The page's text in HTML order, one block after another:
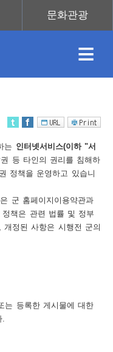
≡
용
정
재
정
업
훈
업
도
터
안
는 인터넷서비스(이하 "서
등 타인의 권리를 침해하
정책을 운영하고 있습니
군 홈페이지이용약관과
책은 관련 법률 및 정부
정된 사항은 시행전 군의
는 등록한 게시물에 대한
.